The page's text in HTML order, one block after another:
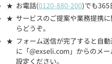
お電話(0120-880-200)でも365
サービスのご提案や業務提携
らどうぞ。
フォーム送信が完了すると自
に「@exseli.com」からのメ
設定ください。